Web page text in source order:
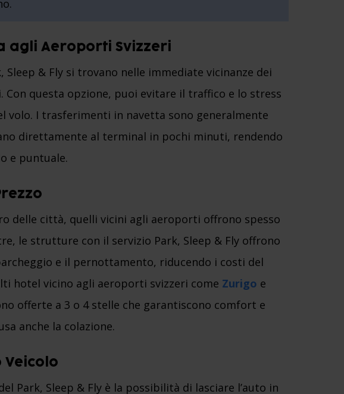
agli Aeroporti Svizzeri
Sleep & Fly si trovano nelle immediate vicinanze dei
questa opzione, puoi evitare il traffico e lo stress
volo. I trasferimenti in navetta sono generalmente
direttamente al terminal in pochi minuti, rendendo
e puntuale.
delle città, quelli vicini agli aeroporti offrono spesso
le strutture con il servizio Park, Sleep & Fly offrono
e il pernottamento, riducendo i costi del
hotel vicino agli aeroporti svizzeri come Zurigo e
offerte a 3 o 4 stelle che garantiscono comfort e
anche la colazione.
Veicolo
Park, Sleep & Fly è la possibilità di lasciare l’auto in